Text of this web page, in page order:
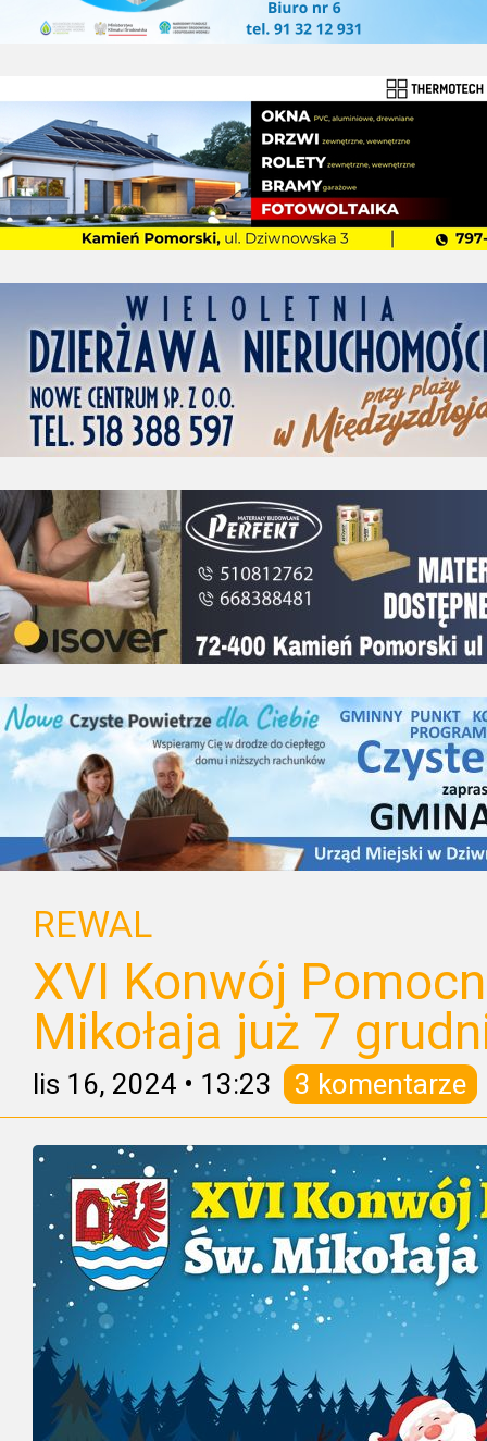
REWAL
XVI Konwój
Mikołaja już 7
lis 16, 2024 • 13:23 3 komentarze